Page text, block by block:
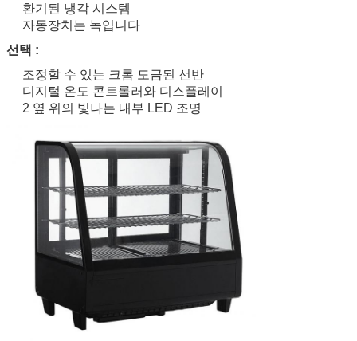
환기된 냉각 시스템
자동장치는 녹입니다
선택 :
조정할 수 있는 크롬 도금된 선반
디지털 온도 콘트롤러와 디스플레이
2 옆 위의 빛나는 내부 LED 조명